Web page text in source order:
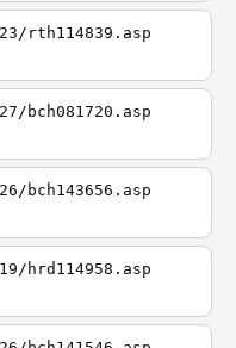
rth114839.asp
bch081720.asp
bch143656.asp
hrd114958.asp